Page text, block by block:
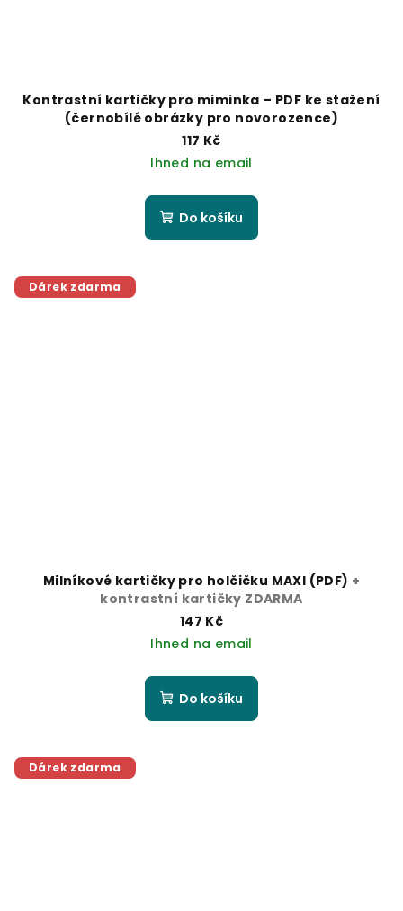
Kontrastní kartičky pro miminka – PDF ke stažení
(černobílé obrázky pro novorozence)
117 Kč
Ihned na email
Do košíku
Dárek zdarma
Milníkové kartičky pro holčičku MAXI (PDF) +
kontrastní kartičky ZDARMA
147 Kč
Ihned na email
Do košíku
Dárek zdarma